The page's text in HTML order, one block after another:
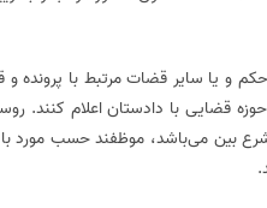
و یا سایر قضات مرتبط با پرونده
قضایی با دادستان اعلام کنند.
بین‌‌‌ می‌باشد، موظفند حسب مورد